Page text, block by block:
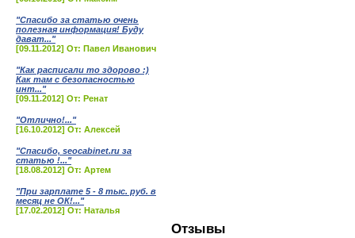
"Спасибо за статью очень
полезная информация! Буду
дават..."
[09.11.2012] От: Павел Иванович
"Как расписали то здорово :)
Как там с безопасностью
инт..."
[09.11.2012] От: Ренат
"Отлично!..."
[16.10.2012] От: Алексей
"Спасибо, seocabinet.ru за
статью !..."
[18.08.2012] От: Артем
"При зарплате 5 - 8 тыс. руб. в
месяц не ОК!..."
[17.02.2012] От: Наталья
Отзывы